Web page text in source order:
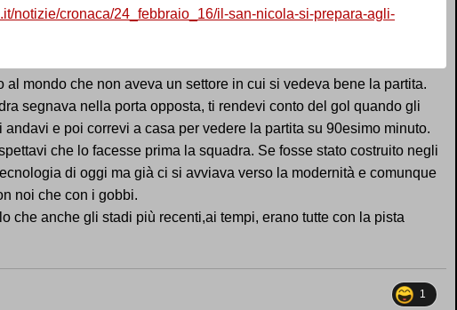
notizie/cronaca/24_febbraio_16/il-san-nicola-si-prepara-agli-
mondo che non aveva un settore in cui si vedeva bene la partita.
segnava nella porta opposta, ti rendevi conto del gol quando gli
e poi correvi a casa per vedere la partita su 90esimo minuto.
che lo facesse prima la squadra. Se fosse stato costruito negli
di oggi ma già ci si avviava verso la modernità e comunque
noi che con i gobbi.
che anche gli stadi più recenti,ai tempi, erano tutte con la pista
1